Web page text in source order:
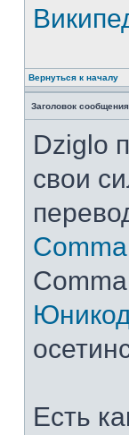
Вернуться к началу
Заголовок
Dziglo
свои
Есть